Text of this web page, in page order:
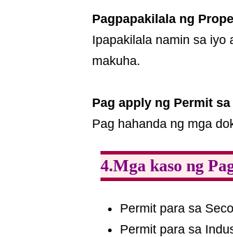
Pagpapakilala ng
Ipapakilala namin sa iyo
makuha.
Pag apply ng Permit
Pag hahanda ng mga
4.Mga kaso ng
Permit para sa
Permit para sa